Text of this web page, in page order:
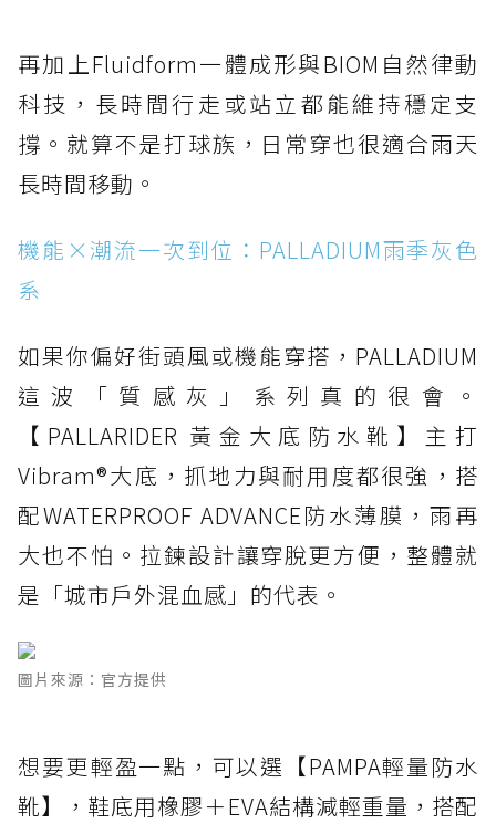
再加上Fluidform一體成形與BIOM自然律動
科技，長時間行走或站立都能維持穩定支
撐。就算不是打球族，日常穿也很適合雨天
長時間移動。
機能×潮流一次到位：PALLADIUM雨季灰色
系
如果你偏好街頭風或機能穿搭，PALLADIUM
這波「質感灰」系列真的很會。
【PALLARIDER 黃金大底防水靴】主打
Vibram®大底，抓地力與耐用度都很強，搭
配WATERPROOF ADVANCE防水薄膜，雨再
大也不怕。拉鍊設計讓穿脫更方便，整體就
是「城市戶外混血感」的代表。
圖片來源：官方提供
想要更輕盈一點，可以選【PAMPA輕量防水
靴】，鞋底用橡膠＋EVA結構減輕重量，搭配